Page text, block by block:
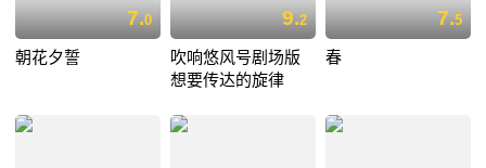
7.0
朝花夕誓
9.2
吹响悠风号剧场版
想要传达的旋律
7.5
春